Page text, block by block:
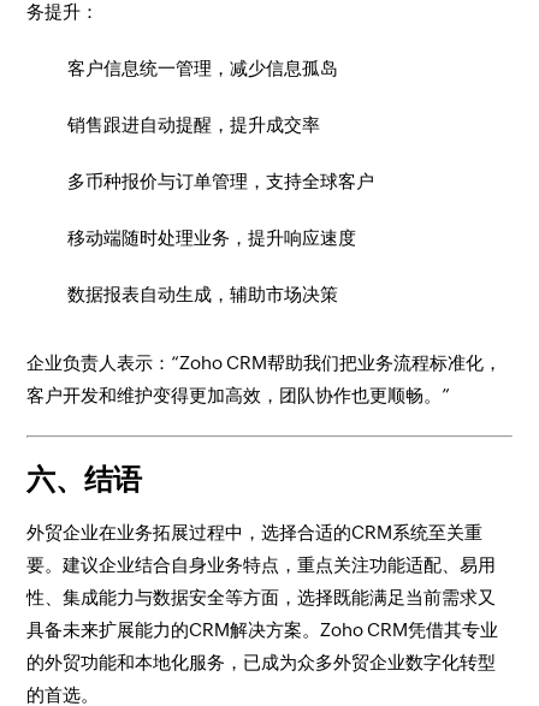
务提升：
客户信息统一管理，减少信息孤岛
销售跟进自动提醒，提升成交率
多币种报价与订单管理，支持全球客户
移动端随时处理业务，提升响应速度
数据报表自动生成，辅助市场决策
企业负责人表示：“Zoho CRM帮助我们把业务流程标准化，
客户开发和维护变得更加高效，团队协作也更顺畅。”
六、结语
外贸企业在业务拓展过程中，选择合适的CRM系统至关重
要。建议企业结合自身业务特点，重点关注功能适配、易用
性、集成能力与数据安全等方面，选择既能满足当前需求又
具备未来扩展能力的CRM解决方案。Zoho CRM凭借其专业
的外贸功能和本地化服务，已成为众多外贸企业数字化转型
的首选。